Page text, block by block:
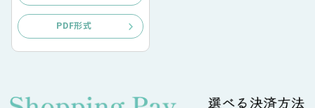
PDF形式